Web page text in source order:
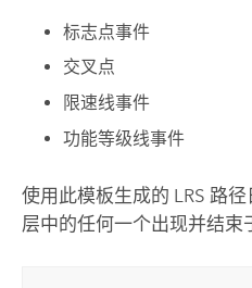
标志点事件
交叉点
限速线事件
功能等级线事件
使用此模板生成的 LRS 路
层中的任何一个出现并结束